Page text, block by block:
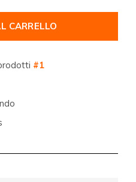
CARRELLO
#1